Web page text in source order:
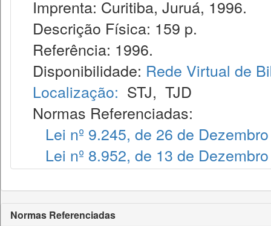
Imprenta: Curitiba, Juruá, 1996.
Descrição Física: 159 p.
Referência: 1996.
Disponibilidade: Rede Virtual de
Localização: STJ, TJD
Normas Referenciadas:
Lei nº 9.245, de 26 de
Lei nº 8.952, de 13 de
Normas Referenciadas